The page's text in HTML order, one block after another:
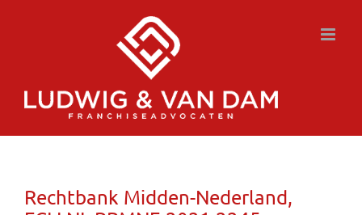
Rechtbank Midden-Nederland,